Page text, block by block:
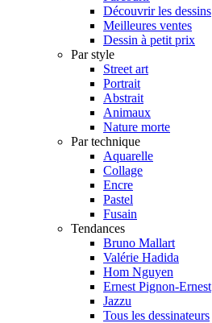
Découvrir les dessins
Meilleures ventes
Dessin à petit prix
Par style
Street art
Portrait
Abstrait
Animaux
Nature morte
Par technique
Aquarelle
Collage
Encre
Pastel
Fusain
Tendances
Bruno Mallart
Valérie Hadida
Hom Nguyen
Ernest Pignon-Ernest
Jazzu
Tous les dessinateurs